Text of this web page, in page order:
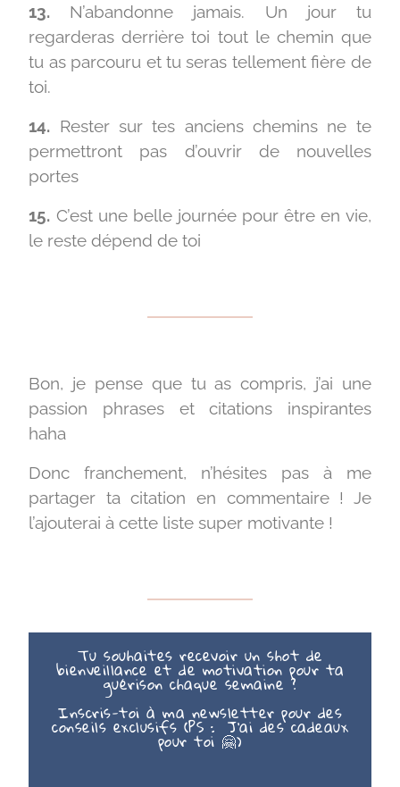
13. N’abandonne jamais. Un jour tu
regarderas derrière toi tout le chemin que
tu as parcouru et tu seras tellement fière de
toi.
14. Rester sur tes anciens chemins ne te
permettront pas d’ouvrir de nouvelles
portes
15. C’est une belle journée pour être en vie,
le reste dépend de toi
Bon, je pense que tu as compris, j’ai une
passion phrases et citations inspirantes
haha
Donc franchement, n’hésites pas à me
partager ta citation en commentaire ! Je
l’ajouterai à cette liste super motivante !
Tu souhaites recevoir un shot de
bienveillance et de motivation pour ta
guérison chaque semaine ?
Inscris-toi à ma newsletter pour des
conseils exclusifs (PS : J’ai des cadeaux
pour toi 🤗)